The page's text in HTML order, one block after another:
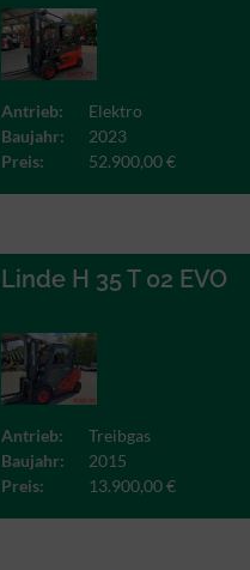
Antrieb:
Elektro
Baujahr:
2023
Preis:
52.900,00 €
Linde H 35 T 02 EVO
Antrieb:
Treibgas
Baujahr:
2015
Preis:
13.900,00 €